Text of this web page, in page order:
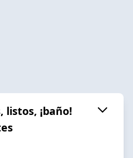
listos, ¡baño!